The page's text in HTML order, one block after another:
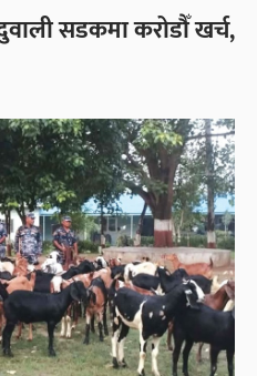
सडकमा करोडौँ खर्च,